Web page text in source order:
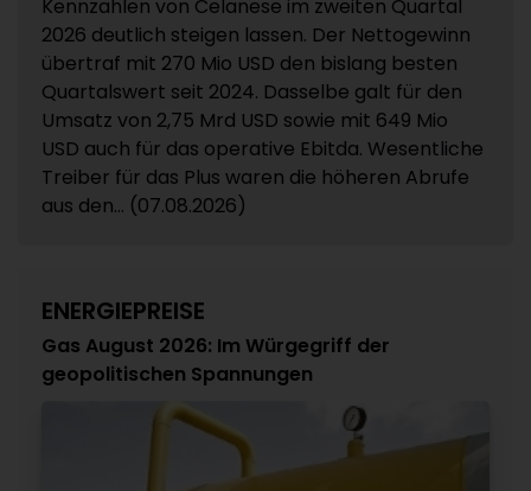
Kennzahlen von Celanese im zweiten Quartal
2026 deutlich steigen lassen. Der Nettogewinn
übertraf mit 270 Mio USD den bislang besten
Quartalswert seit 2024. Dasselbe galt für den
Umsatz von 2,75 Mrd USD sowie mit 649 Mio
USD auch für das operative Ebitda. Wesentliche
Treiber für das Plus waren die höheren Abrufe
aus den... (07.08.2026)
ENERGIEPREISE
Gas August 2026: Im Würgegriff der
geopolitischen Spannungen